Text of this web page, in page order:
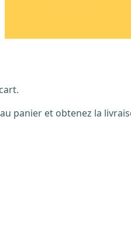
au panier et obtenez la